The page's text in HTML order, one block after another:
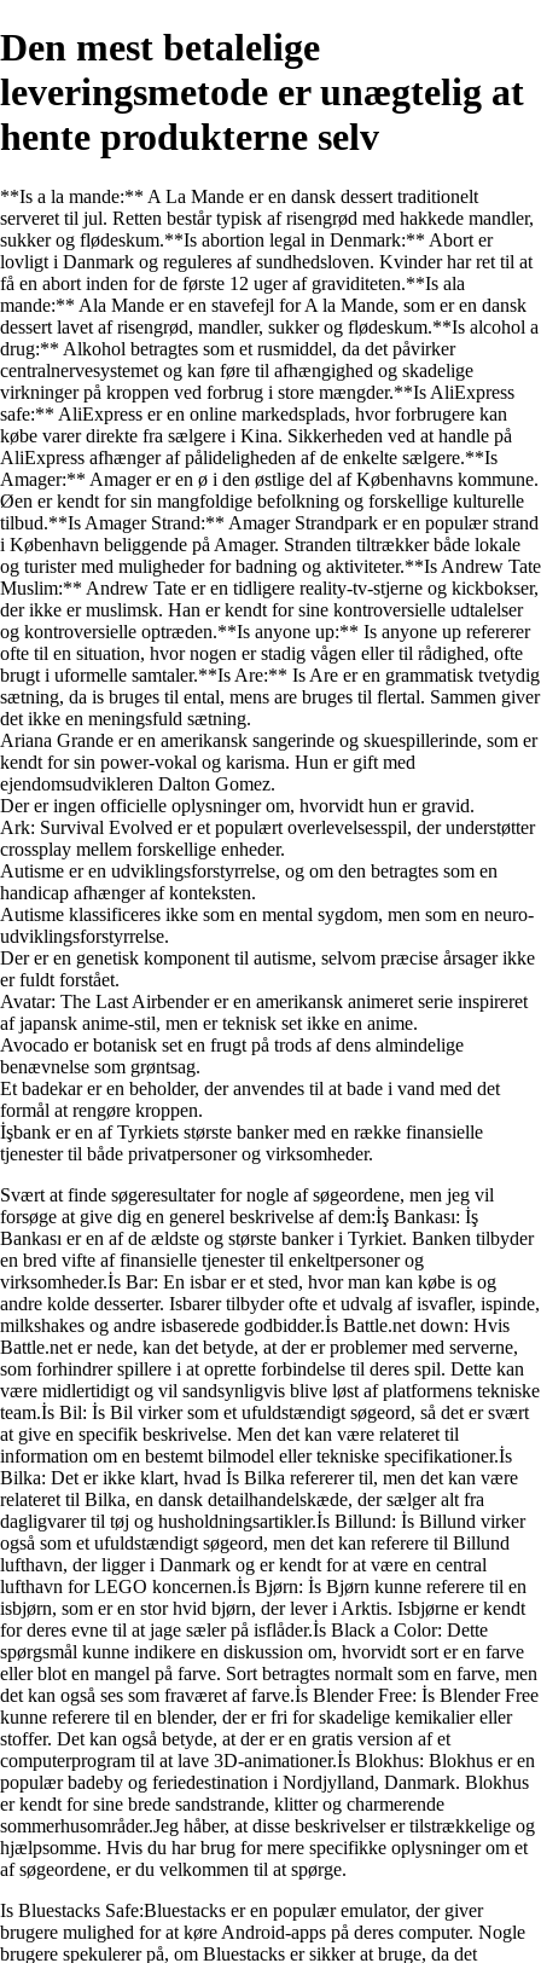
Den mest betalelige
leveringsmetode er unægtelig at
hente produkterne selv
**Is a la mande:** A La Mande er en dansk dessert traditionelt
serveret til jul. Retten består typisk af risengrød med hakkede mandler,
sukker og flødeskum.**Is abortion legal in Denmark:** Abort er
lovligt i Danmark og reguleres af sundhedsloven. Kvinder har ret til at
få en abort inden for de første 12 uger af graviditeten.**Is ala
mande:** Ala Mande er en stavefejl for A la Mande, som er en dansk
dessert lavet af risengrød, mandler, sukker og flødeskum.**Is alcohol a
drug:** Alkohol betragtes som et rusmiddel, da det påvirker
centralnervesystemet og kan føre til afhængighed og skadelige
virkninger på kroppen ved forbrug i store mængder.**Is AliExpress
safe:** AliExpress er en online markedsplads, hvor forbrugere kan
købe varer direkte fra sælgere i Kina. Sikkerheden ved at handle på
AliExpress afhænger af pålideligheden af de enkelte sælgere.**Is
Amager:** Amager er en ø i den østlige del af Københavns kommune.
Øen er kendt for sin mangfoldige befolkning og forskellige kulturelle
tilbud.**Is Amager Strand:** Amager Strandpark er en populær strand
i København beliggende på Amager. Stranden tiltrækker både lokale
og turister med muligheder for badning og aktiviteter.**Is Andrew Tate
Muslim:** Andrew Tate er en tidligere reality-tv-stjerne og kickbokser,
der ikke er muslimsk. Han er kendt for sine kontroversielle udtalelser
og kontroversielle optræden.**Is anyone up:** Is anyone up refererer
ofte til en situation, hvor nogen er stadig vågen eller til rådighed, ofte
brugt i uformelle samtaler.**Is Are:** Is Are er en grammatisk tvetydig
sætning, da is bruges til ental, mens are bruges til flertal. Sammen giver
det ikke en meningsfuld sætning.
Ariana Grande er en amerikansk sangerinde og skuespillerinde, som er
kendt for sin power-vokal og karisma. Hun er gift med
ejendomsudvikleren Dalton Gomez.
Der er ingen officielle oplysninger om, hvorvidt hun er gravid.
Ark: Survival Evolved er et populært overlevelsesspil, der understøtter
crossplay mellem forskellige enheder.
Autisme er en udviklingsforstyrrelse, og om den betragtes som en
handicap afhænger af konteksten.
Autisme klassificeres ikke som en mental sygdom, men som en neuro-
udviklingsforstyrrelse.
Der er en genetisk komponent til autisme, selvom præcise årsager ikke
er fuldt forstået.
Avatar: The Last Airbender er en amerikansk animeret serie inspireret
af japansk anime-stil, men er teknisk set ikke en anime.
Avocado er botanisk set en frugt på trods af dens almindelige
benævnelse som grøntsag.
Et badekar er en beholder, der anvendes til at bade i vand med det
formål at rengøre kroppen.
İşbank er en af Tyrkiets største banker med en række finansielle
tjenester til både privatpersoner og virksomheder.
Svært at finde søgeresultater for nogle af søgeordene, men jeg vil
forsøge at give dig en generel beskrivelse af dem:İş Bankası: İş
Bankası er en af de ældste og største banker i Tyrkiet. Banken tilbyder
en bred vifte af finansielle tjenester til enkeltpersoner og
virksomheder.İs Bar: En isbar er et sted, hvor man kan købe is og
andre kolde desserter. Isbarer tilbyder ofte et udvalg af isvafler, ispinde,
milkshakes og andre isbaserede godbidder.İs Battle.net down: Hvis
Battle.net er nede, kan det betyde, at der er problemer med serverne,
som forhindrer spillere i at oprette forbindelse til deres spil. Dette kan
være midlertidigt og vil sandsynligvis blive løst af platformens tekniske
team.İs Bil: İs Bil virker som et ufuldstændigt søgeord, så det er svært
at give en specifik beskrivelse. Men det kan være relateret til
information om en bestemt bilmodel eller tekniske specifikationer.İs
Bilka: Det er ikke klart, hvad İs Bilka refererer til, men det kan være
relateret til Bilka, en dansk detailhandelskæde, der sælger alt fra
dagligvarer til tøj og husholdningsartikler.İs Billund: İs Billund virker
også som et ufuldstændigt søgeord, men det kan referere til Billund
lufthavn, der ligger i Danmark og er kendt for at være en central
lufthavn for LEGO koncernen.İs Bjørn: İs Bjørn kunne referere til en
isbjørn, som er en stor hvid bjørn, der lever i Arktis. Isbjørne er kendt
for deres evne til at jage sæler på isflåder.İs Black a Color: Dette
spørgsmål kunne indikere en diskussion om, hvorvidt sort er en farve
eller blot en mangel på farve. Sort betragtes normalt som en farve, men
det kan også ses som fraværet af farve.İs Blender Free: İs Blender Free
kunne referere til en blender, der er fri for skadelige kemikalier eller
stoffer. Det kan også betyde, at der er en gratis version af et
computerprogram til at lave 3D-animationer.İs Blokhus: Blokhus er en
populær badeby og feriedestination i Nordjylland, Danmark. Blokhus
er kendt for sine brede sandstrande, klitter og charmerende
sommerhusområder.Jeg håber, at disse beskrivelser er tilstrækkelige og
hjælpsomme. Hvis du har brug for mere specifikke oplysninger om et
af søgeordene, er du velkommen til at spørge.
Is Bluestacks Safe:Bluestacks er en populær emulator, der giver
brugere mulighed for at køre Android-apps på deres computer. Nogle
brugere spekulerer på, om Bluestacks er sikker at bruge, da det